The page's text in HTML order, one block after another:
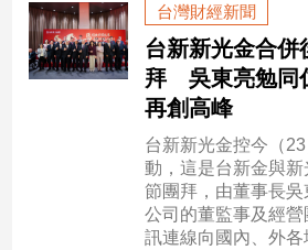
台灣財經新聞
台新新光金合併
拜 吳東亮勉同
再創高峰
台新新光金控今（
動，這是台新金與
節團拜，由董事長
公司的董監事及經
訊連線向國內、外